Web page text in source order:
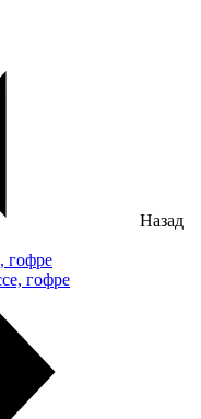
Назад
гофре
гофре